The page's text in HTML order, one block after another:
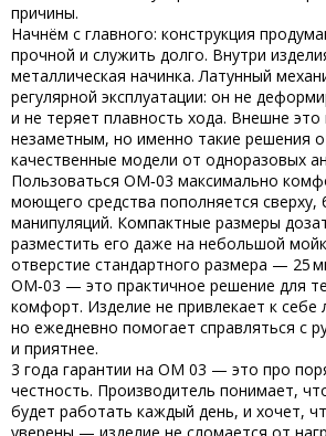
причины.
Начнём с главного: конструкция
прочной и служить долго. Внутри
металлическая начинка. Латунный
регулярной эксплуатации: он не
и не теряет плавность хода. Внешне
незаметным, но именно такие решения
качественные модели от одноразовых
Пользоваться OM‑03 максимально
моющего средства пополняется сверху,
манипуляций. Компактные размеры
разместить его даже на небольшой
отверстие стандартного размера — 25
OM‑03 — это практичное решение для
комфорт. Изделие не привлекает к себе
но ежедневно помогает справляться с
и приятнее.
3 года гарантии на OM 03 — это про
честность. Производитель понимает,
будет работать каждый день, и хочет,